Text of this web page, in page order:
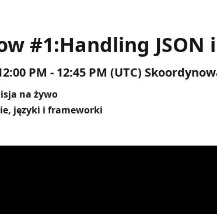
#1:Handling JSON
PM - 12:45 PM (UTC)
na żywo
języki i frameworki